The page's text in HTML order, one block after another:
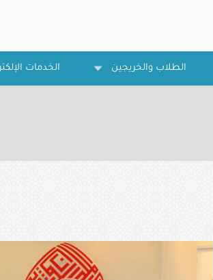
الطلاب والخريجين الخدمات